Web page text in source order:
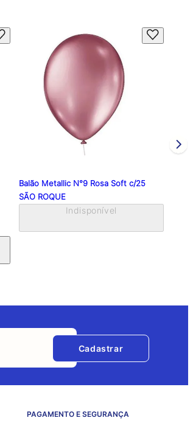
Balão Metallic N°9 Rosa Soft c/25
SÃO ROQUE
Indisponível
Cadastrar
PAGAMENTO E SEGURANÇA